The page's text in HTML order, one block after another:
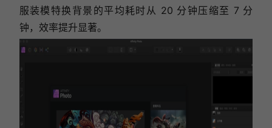
服装模特换背景的平均耗时从 20 分钟压缩至 7 分
钟，效率提升显著。